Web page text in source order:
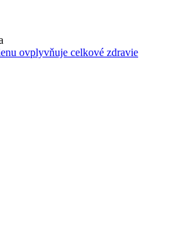
ovplyvňuje celkové zdravie